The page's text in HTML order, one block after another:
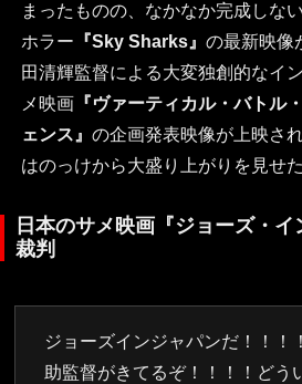
まったものの、なかなか完成しな
ホラー 『Sky Sharks』 の最新映像
田清輝監督による大変独創的なイ
メ映画『ヴァーティカル・バトル
ェンス』 の企画発表映像が上映さ
はのっけから大盛り上がりを見せた
日本のサメ映画『ジョーズ・
裁判
ジョーズインジャパンだ！！！
助監督がきてるぞ！！！！どう